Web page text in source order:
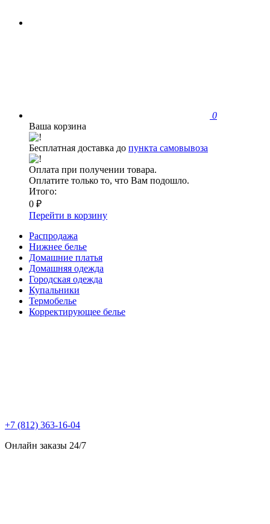
0
Ваша корзина
Бесплатная доставка до пункта самовывоза
Оплата при получении товара.
Оплатите только то, что Вам подошло.
Итого:
0 ₽
Перейти в корзину
Распродажа
Нижнее белье
Домашние платья
Домашняя одежда
Городская одежда
Купальники
Термобелье
Корректирующее белье
+7 (812) 363-16-04
Онлайн заказы 24/7